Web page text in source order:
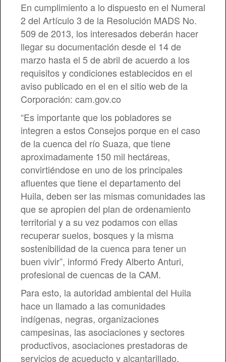
En cumplimiento a lo dispuesto en el Numeral
2 del Artículo 3 de la Resolución MADS No.
509 de 2013, los interesados deberán hacer
llegar su documentación desde el 14 de
marzo hasta el 5 de abril de acuerdo a los
requisitos y condiciones establecidos en el
aviso publicado en el en el sitio web de la
Corporación: cam.gov.co
“Es importante que los pobladores se
integren a estos Consejos porque en el caso
de la cuenca del río Suaza, que tiene
aproximadamente 150 mil hectáreas,
convirtiéndose en uno de los principales
afluentes que tiene el departamento del
Huila, deben ser las mismas comunidades las
que se apropien del plan de ordenamiento
territorial y a su vez podamos con ellas
recuperar suelos, bosques y la misma
sostenibilidad de la cuenca para tener un
buen vivir”, informó Fredy Alberto Anturi,
profesional de cuencas de la CAM.
Para esto, la autoridad ambiental del Huila
hace un llamado a las comunidades
indígenas, negras, organizaciones
campesinas, las asociaciones y sectores
productivos, asociaciones prestadoras de
servicios de acueducto y alcantarillado,